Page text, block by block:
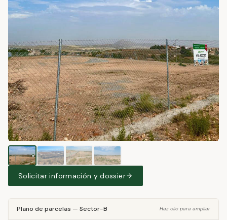
Solicitar información y dossier
Plano de parcelas — Sector-B Haz clic para ampliar